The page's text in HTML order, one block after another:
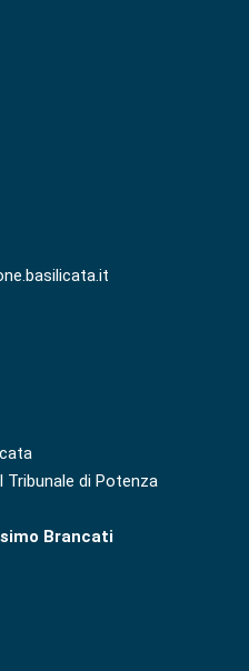
Tribunale di Potenza
Brancati